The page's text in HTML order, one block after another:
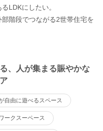
LDKにしたい。
階段でつながる2世帯住宅を
、人が集まる賑やかな
自由に遊べるスペース
ークスーペース